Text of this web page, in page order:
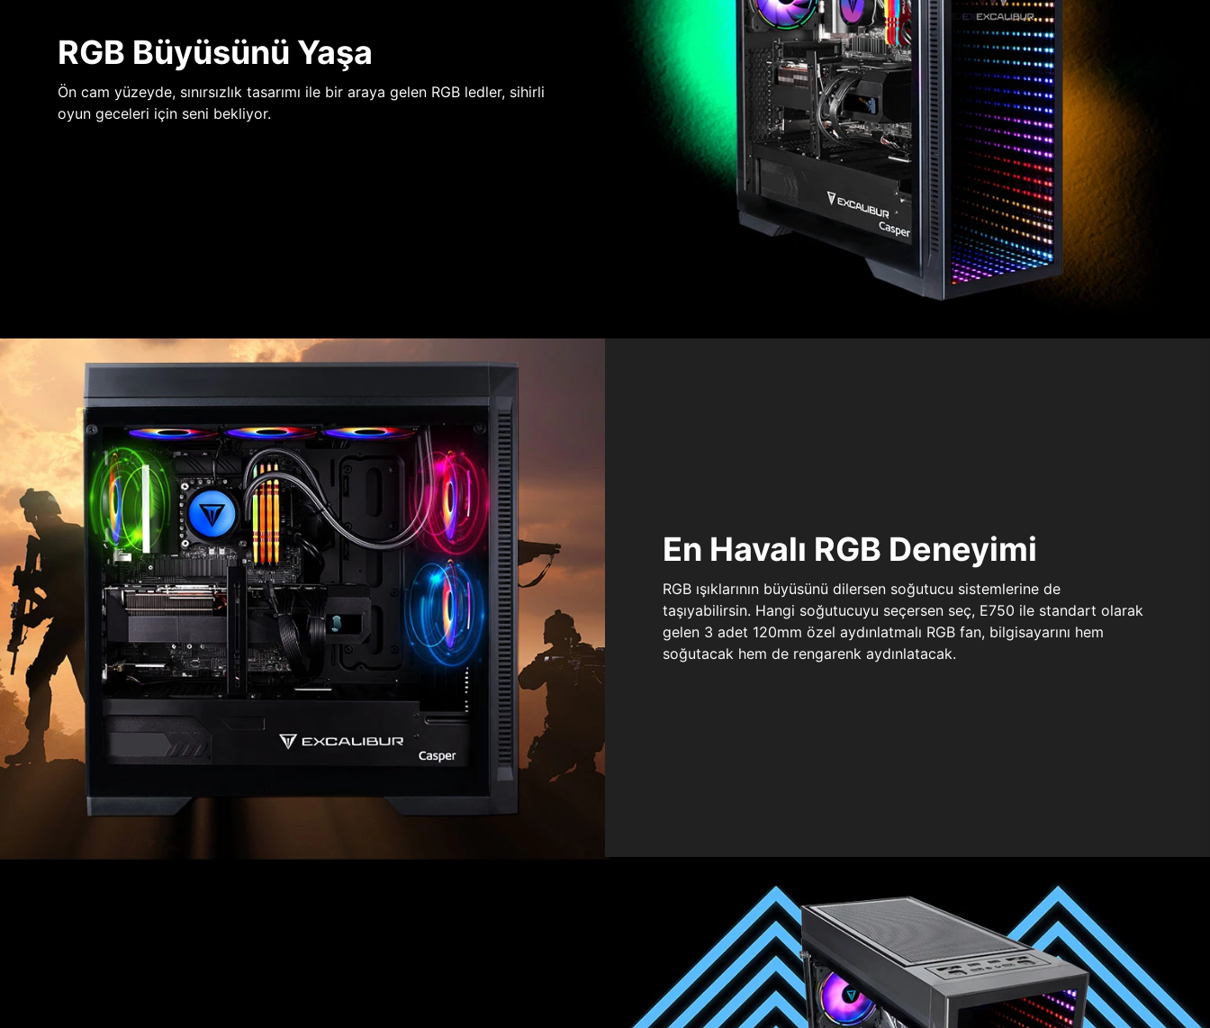
RGB Büyüsünü Yaşa
Ön cam yüzeyde, sınırsızlık tasarımı ile bir araya gelen RGB ledler, sihirli
oyun geceleri için seni bekliyor.
En Havalı RGB Deneyimi
RGB ışıklarının büyüsünü dilersen soğutucu sistemlerine de
taşıyabilirsin. Hangi soğutucuyu seçersen seç, E750 ile standart olarak
gelen 3 adet 120mm özel aydınlatmalı RGB fan, bilgisayarını hem
soğutacak hem de rengarenk aydınlatacak.